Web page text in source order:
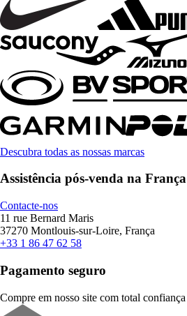
Descubra todas as nossas marcas
Assistência pós-venda na França
Contacte-nos
11 rue Bernard Maris
37270 Montlouis-sur-Loire, França
+33 1 86 47 62 58
Pagamento seguro
Compre em nosso site com total confiança